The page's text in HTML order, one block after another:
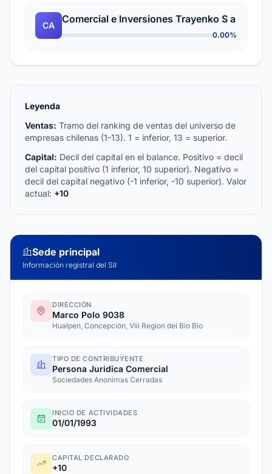
CA
Comercial e Inversiones Trayenko S a
0.00%
Leyenda
Ventas: Tramo del ranking de ventas del universo de
empresas chilenas (1-13). 1 = inferior, 13 = superior.
Capital: Decil del capital en el balance. Positivo = decil
del capital positivo (1 inferior, 10 superior). Negativo =
decil del capital negativo (-1 inferior, -10 superior). Valor
actual: +10
Sede principal
Información registral del SII
DIRECCIÓN
Marco Polo 9038
Hualpen, Concepción, Viii Region del Bio Bio
TIPO DE CONTRIBUYENTE
Persona Juridica Comercial
Sociedades Anonimas Cerradas
INICIO DE ACTIVIDADES
01/01/1993
CAPITAL DECLARADO
+10